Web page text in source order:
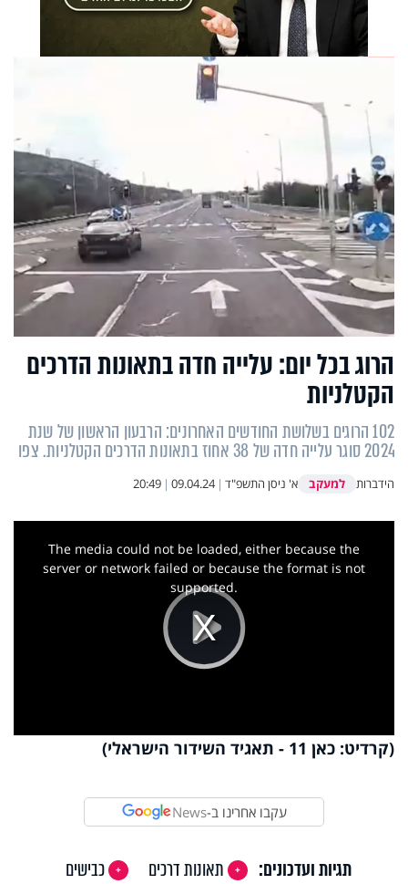
הרוג בכל יום: עלייה חדה בתאונות הדרכים
הקטלניות
102 הרוגים בשלושת החודשים האחרונים: הרבעון הראשון של שנת
2024 סוגר עלייה חדה של 38 אחוז בתאונות הדרכים הקטלניות. צפו
הידברות למעקב א' ניסן התשפ"ד |
09.04.24
|
20:49
Play
Video
This
The media could not be loaded, either because the
server or network failed or because the format is not
supported.
(קרדיט: כאן 11 - תאגיד השידור הישראלי)
עקבו אחרינו ב-News
תגיות ועדכונים: תאונות דרכים
כבישים